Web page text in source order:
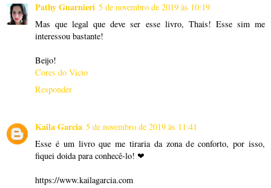
Pathy Guarnieri 5 de novembro de 2019 às 10:19
Mas que legal que deve ser esse livro, Thais! Esse sim me
interessou bastante!
Beijo!
Cores do Vício
Responder
Kaila Garcia 5 de novembro de 2019 às 11:41
Esse é um livro que me tiraria da zona de conforto, por isso,
fiquei doida para conhecê-lo! ❤
https://www.kailagarcia.com